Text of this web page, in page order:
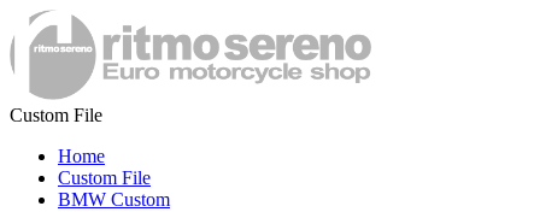
Custom File
Home
Custom File
BMW Custom